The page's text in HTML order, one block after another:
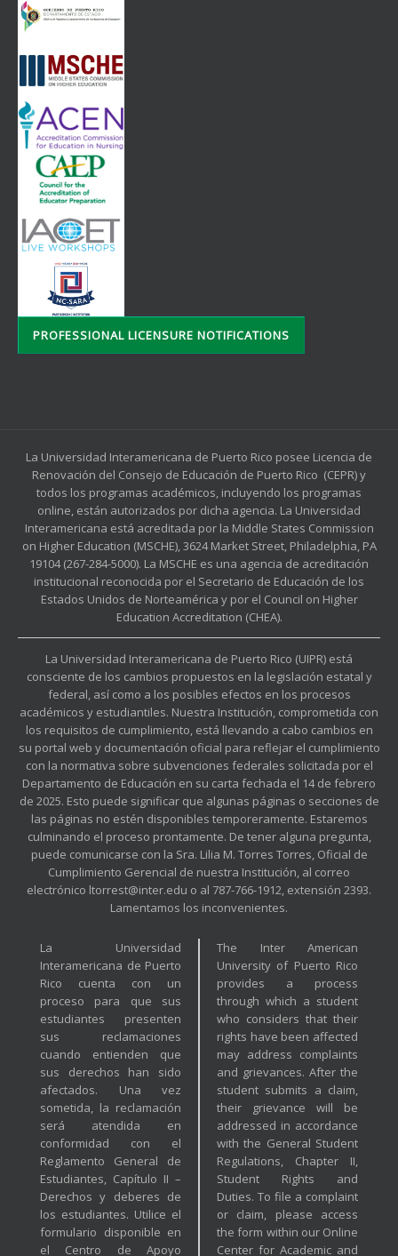
PROFESSIONAL LICENSURE NOTIFICATIONS
La Universidad Interamericana de Puerto Rico posee Licencia de
Renovación del Consejo de Educación de Puerto Rico (CEPR) y
todos los programas académicos, incluyendo los programas
online, están autorizados por dicha agencia. La Universidad
Interamericana está acreditada por la Middle States Commission
on Higher Education (MSCHE), 3624 Market Street, Philadelphia, PA
19104 (267-284-5000). La MSCHE es una agencia de acreditación
institucional reconocida por el Secretario de Educación de los
Estados Unidos de Norteamérica y por el Council on Higher
Education Accreditation (CHEA).
La Universidad Interamericana de Puerto Rico (UIPR) está
consciente de los cambios propuestos en la legislación estatal y
federal, así como a los posibles efectos en los procesos
académicos y estudiantiles. Nuestra Institución, comprometida con
los requisitos de cumplimiento, está llevando a cabo cambios en
su portal web y documentación oficial para reflejar el cumplimiento
con la normativa sobre subvenciones federales solicitada por el
Departamento de Educación en su carta fechada el 14 de febrero
de 2025. Esto puede significar que algunas páginas o secciones de
las páginas no estén disponibles temporeramente. Estaremos
culminando el proceso prontamente. De tener alguna pregunta,
puede comunicarse con la Sra. Lilia M. Torres Torres, Oficial de
Cumplimiento Gerencial de nuestra Institución, al correo
electrónico ltorrest@inter.edu o al 787-766-1912, extensión 2393.
Lamentamos los inconvenientes.
La Universidad
Interamericana de Puerto
Rico cuenta con un
proceso para que sus
estudiantes presenten
sus reclamaciones
cuando entienden que
sus derechos han sido
afectados. Una vez
sometida, la reclamación
será atendida en
conformidad con el
Reglamento General de
Estudiantes, Capítulo II –
Derechos y deberes de
los estudiantes. Utilice el
formulario disponible en
el Centro de Apoyo
The Inter American
University of Puerto Rico
provides a process
through which a student
who considers that their
rights have been affected
may address complaints
and grievances. After the
student submits a claim,
their grievance will be
addressed in accordance
with the General Student
Regulations, Chapter II,
Student Rights and
Duties. To file a complaint
or claim, please access
the form within our Online
Center for Academic and